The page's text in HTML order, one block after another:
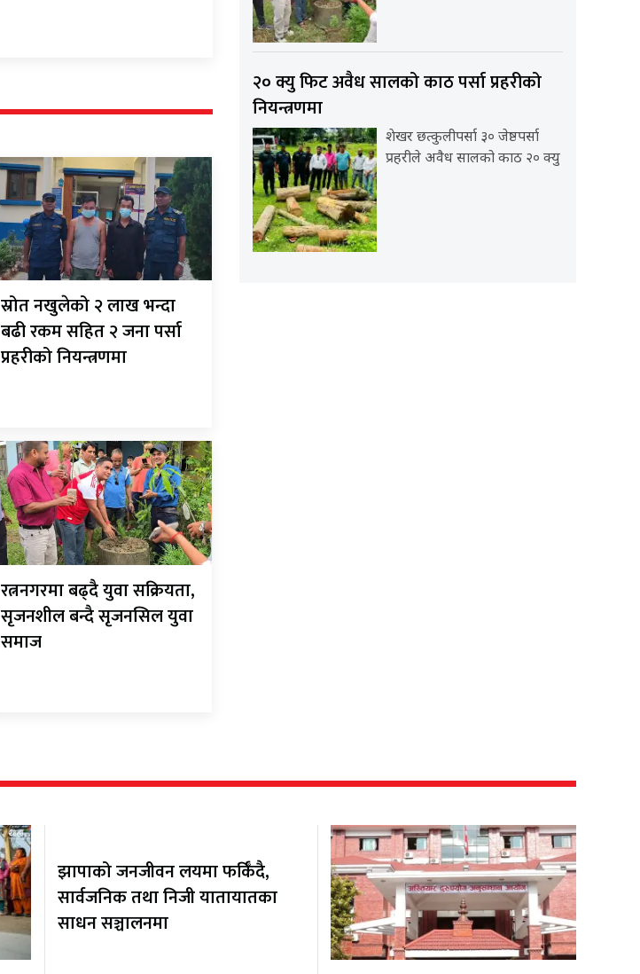
स्रोत नखुलेको २ लाख भन्दा
बढी रकम सहित २ जना पर्सा
प्रहरीको नियन्त्रणमा
रत्ननगरमा बढ्दै युवा सक्रियता,
सृजनशील बन्दै सृजनसिल युवा
समाज
२० क्यु फिट अवैध सालको काठ पर्सा प्रहरीको
नियन्त्रणमा
शेखर छत्कुलीपर्सा ३० जेष्ठपर्सा
प्रहरीले अवैध सालको काठ २० क्यु
झापाको जनजीवन लयमा फर्किँदै,
सार्वजनिक तथा निजी यातायातका
साधन सञ्चालनमा